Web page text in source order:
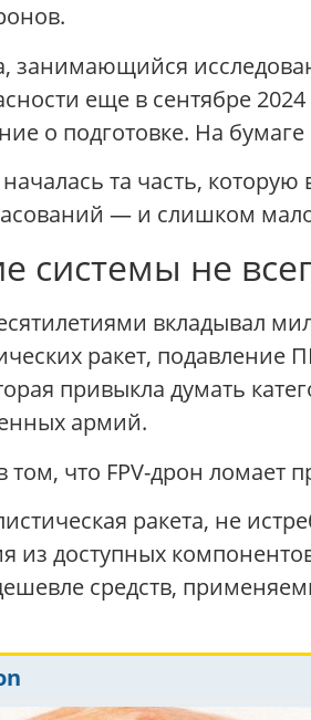
занимающийся
еще в сентябре
о подготовке. На
та часть,
— и слишком
системы не
вкладывал
ракет,
привыкла думать
армий.
том, что FPV-дрон ломает
ракета, не
из доступных
средств,